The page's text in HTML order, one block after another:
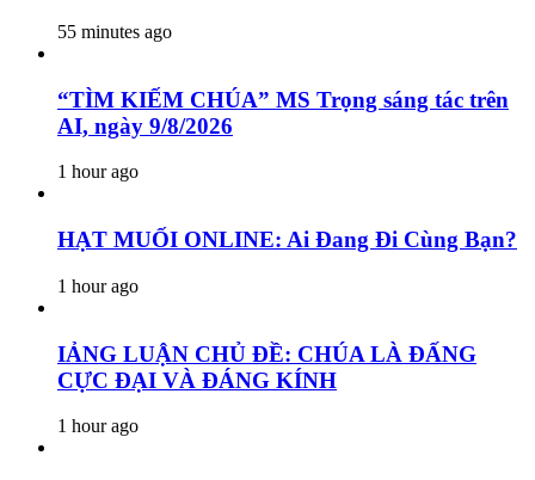
55 minutes ago
“TÌM KIẾM CHÚA” MS Trọng sáng tác trên
AI, ngày 9/8/2026
1 hour ago
HẠT MUỐI ONLINE: Ai Đang Đi Cùng Bạn?
1 hour ago
IẢNG LUẬN CHỦ ĐỀ: CHÚA LÀ ĐẤNG
CỰC ĐẠI VÀ ĐÁNG KÍNH
1 hour ago